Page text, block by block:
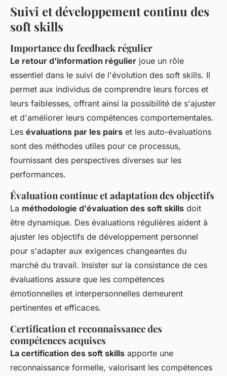
Suivi et développement continu des
soft skills
Importance du feedback régulier
Le retour d'information régulier joue un rôle
essentiel dans le suivi de l'évolution des soft skills. Il
permet aux individus de comprendre leurs forces et
leurs faiblesses, offrant ainsi la possibilité de s'ajuster
et d'améliorer leurs compétences comportementales.
Les évaluations par les pairs et les auto-évaluations
sont des méthodes utiles pour ce processus,
fournissant des perspectives diverses sur les
performances.
Évaluation continue et adaptation des objectifs
La méthodologie d'évaluation des soft skills doit
être dynamique. Des évaluations régulières aident à
ajuster les objectifs de développement personnel
pour s'adapter aux exigences changeantes du
marché du travail. Insister sur la consistance de ces
évaluations assure que les compétences
émotionnelles et interpersonnelles demeurent
pertinentes et efficaces.
Certification et reconnaissance des
compétences acquises
La certification des soft skills apporte une
reconnaissance formelle, valorisant les compétences